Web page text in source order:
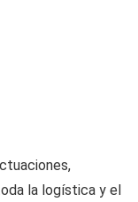
la logística y el